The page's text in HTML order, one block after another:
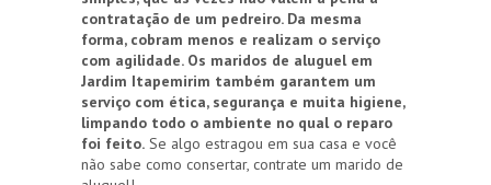
contratação de um pedreiro. Da mesma
forma, cobram menos e realizam o serviço
com agilidade. Os maridos de aluguel em
Jardim Itapemirim também garantem um
serviço com ética, segurança e muita higiene,
limpando todo o ambiente no qual o reparo
foi feito. Se algo estragou em sua casa e você
não sabe como consertar, contrate um marido de